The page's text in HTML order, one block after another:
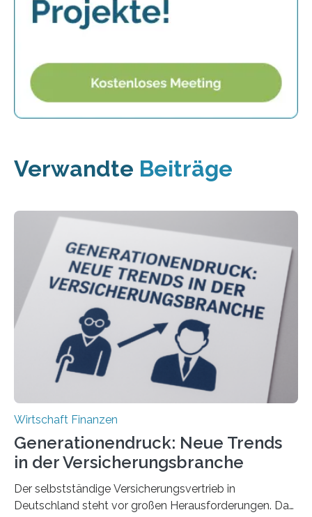
Verwandte Beiträge
Wirtschaft Finanzen
Generationendruck: Neue Trends
in der Versicherungsbranche
Der selbstständige Versicherungsvertrieb in
Deutschland steht vor großen Herausforderungen. Das